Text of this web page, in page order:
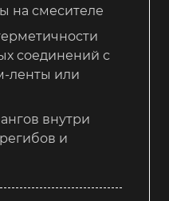
на смесителе
соединений с
ленты или
внутри
и